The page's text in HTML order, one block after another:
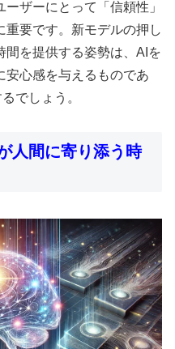
ザーにとって「信頼性」
要です。新モデルの押し
間を提供する姿勢は、AIを
安心感を与えるものであ
でしょう。
人間に寄り添う時